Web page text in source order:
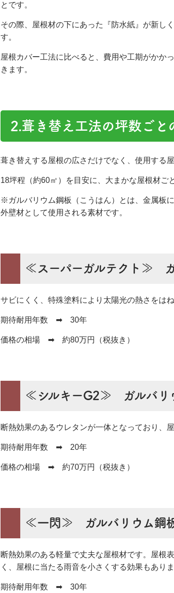
とです。
その際、屋根材の下にあった『防水紙』が新し
す。
屋根カバー工法に比べると、費用や工期がかか
きます。
2.葺き替え工法の坪数ごと
葺き替えする屋根の広さだけでなく、使用する
18坪程（約60㎡）を目安に、大まかな屋根材ご
※ガルバリウム鋼板（こうはん）とは、金属板
外壁材として使用される素材です。
≪スーパーガルテクト≫ ガ
サビにくく、特殊塗料により太陽光の熱さをは
期待耐用年数 ➡ 30年
価格の相場 ➡ 約80万円（税抜き）
≪シルキーG2≫ ガルバリ
断熱効果のあるウレタンが一体となっており、
期待耐用年数 ➡ 20年
価格の相場 ➡ 約70万円（税抜き）
≪一閃≫ ガルバリウム鋼
断熱効果のある軽量で丈夫な屋根材です。屋根
く、屋根に当たる雨音を小さくする効果もありま
期待耐用年数 ➡ 30年